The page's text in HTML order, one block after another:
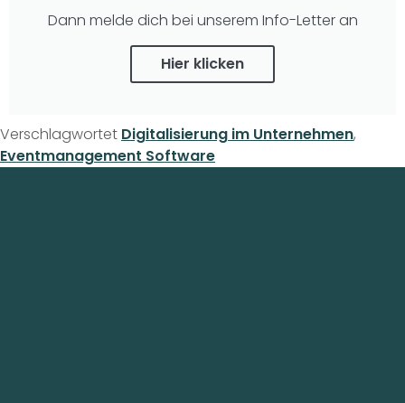
Dann melde dich bei unserem Info-Letter an
Hier klicken
Verschlagwortet Digitalisierung im Unternehmen,
Eventmanagement Software